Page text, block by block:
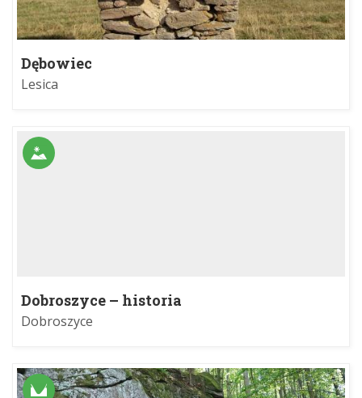
Dębowiec
Lesica
Dobroszyce – historia
Dobroszyce